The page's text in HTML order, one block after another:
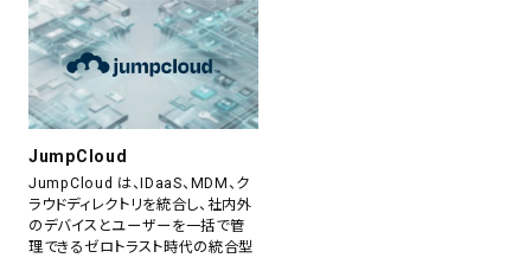
JumpCloud
JumpCloud は、IDaaS、MDM、ク
ラウドディレクトリを統合し、社内外
のデバイスとユーザーを一括で管
理できるゼロトラスト時代の統合型